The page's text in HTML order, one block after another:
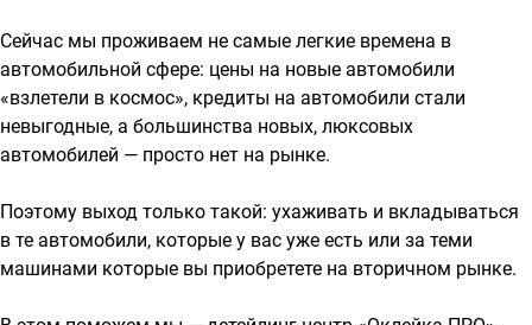
Сейчас мы проживаем не самые легкие времена в
автомобильной сфере: цены на новые автомобили
«взлетели в космос», кредиты на автомобили стали
невыгодные, а большинства новых, люксовых
автомобилей — просто нет на рынке.
Поэтому выход только такой: ухаживать и вкладываться
в те автомобили, которые у вас уже есть или за теми
машинами которые вы приобретете на вторичном рынке.